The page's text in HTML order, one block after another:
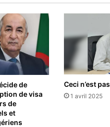
de
de visa
de
et
Ceci n’est
1 avril 2025